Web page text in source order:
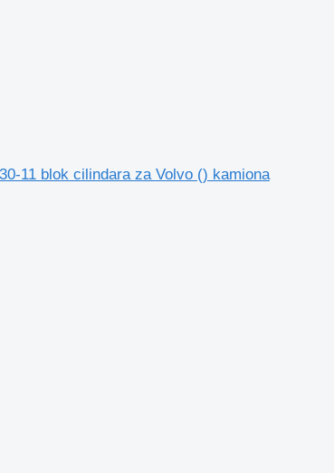
11 blok cilindara za Volvo () kamiona